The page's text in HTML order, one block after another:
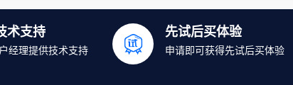
术支持
经理提供技术支持
先试后买体验
申请即可获得先试后买体验